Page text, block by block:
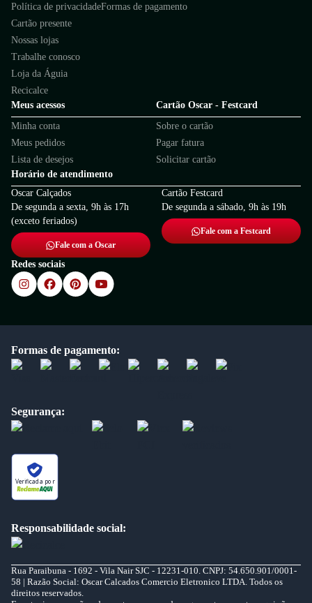
Política de privacidade
Cartão presente
Nossas lojas
Trabalhe conosco
Loja da Águia
Recicalce
Formas de pagamento
Meus acessos
Minha conta
Meus pedidos
Lista de desejos
Cartão Oscar - Festcard
Sobre o cartão
Pagar fatura
Solicitar cartão
Horário de atendimento
Oscar Calçados
De segunda a sexta, 9h às 17h
(exceto feriados)
Fale com a Oscar
Cartão Festcard
De segunda a sábado, 9h às 19h
Fale com a Festcard
Redes sociais
Formas de pagamento:
Segurança:
Verificada por
Responsabilidade social:
Rua Paraibuna - 1692 - Vila Nair SJC - 12231-010. CNPJ: 54.650.901/0001-
58 | Razão Social: Oscar Calcados Comercio Eletronico LTDA. Todos os
direitos reservados.